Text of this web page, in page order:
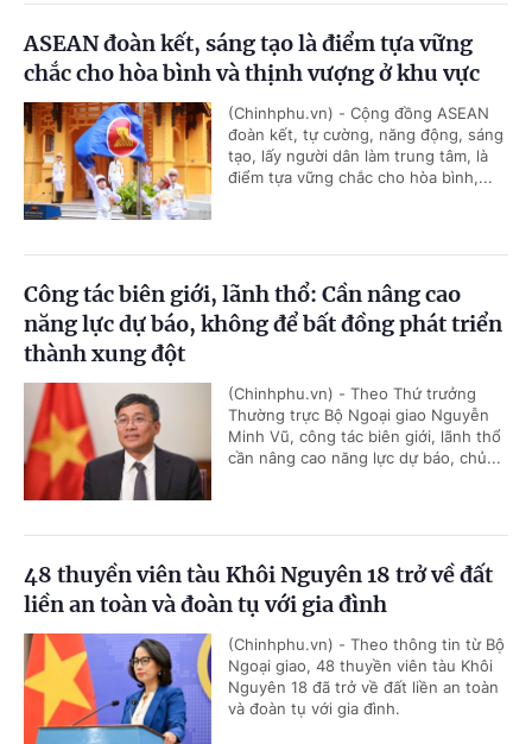
ASEAN đoàn kết, sáng tạo là điểm tựa vững
chắc cho hòa bình và thịnh vượng ở khu vực
(Chinhphu.vn) - Cộng đồng ASEAN
đoàn kết, tự cường, năng động, sáng
tạo, lấy người dân làm trung tâm, là
điểm tựa vững chắc cho hòa bình,...
Công tác biên giới, lãnh thổ: Cần nâng cao
năng lực dự báo, không để bất đồng phát triển
thành xung đột
(Chinhphu.vn) - Theo Thứ trưởng
Thường trực Bộ Ngoại giao Nguyễn
Minh Vũ, công tác biên giới, lãnh thổ
cần nâng cao năng lực dự báo, chủ...
48 thuyền viên tàu Khôi Nguyên 18 trở về đất
liền an toàn và đoàn tụ với gia đình
(Chinhphu.vn) - Theo thông tin từ Bộ
Ngoại giao, 48 thuyền viên tàu Khôi
Nguyên 18 đã trở về đất liền an toàn
và đoàn tụ với gia đình.